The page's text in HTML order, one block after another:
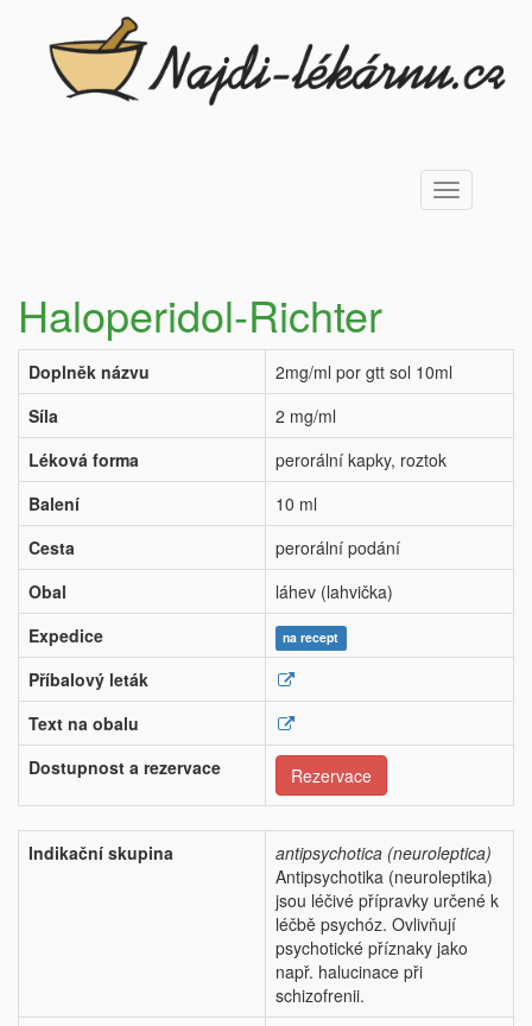
Toggle
navigation
Haloperidol-Richter
Doplněk názvu
2mg/ml por gtt sol 10ml
Síla
2 mg/ml
Léková forma
perorální kapky, roztok
Balení
10 ml
Cesta
perorální podání
Obal
láhev (lahvička)
Expedice
na recept
Příbalový leták
Text na obalu
Dostupnost a rezervace
Rezervace
Indikační skupina
antipsychotica (neuroleptica)
Antipsychotika (neuroleptika)
jsou léčivé přípravky určené k
léčbě psychóz. Ovlivňují
psychotické příznaky jako
např. halucinace při
schizofrenii.